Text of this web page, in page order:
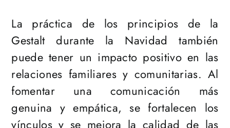
La práctica de los principios de la
Gestalt durante la Navidad también
puede tener un impacto positivo en las
relaciones familiares y comunitarias. Al
fomentar una comunicación más
genuina y empática, se fortalecen los
vínculos y se mejora la calidad de las